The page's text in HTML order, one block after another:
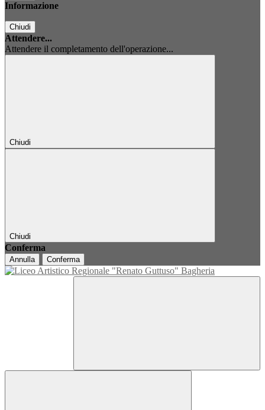
Informazione
Chiudi
Attendere...
Attendere il completamento dell'operazione...
Chiudi
Chiudi
Conferma
Annulla Conferma